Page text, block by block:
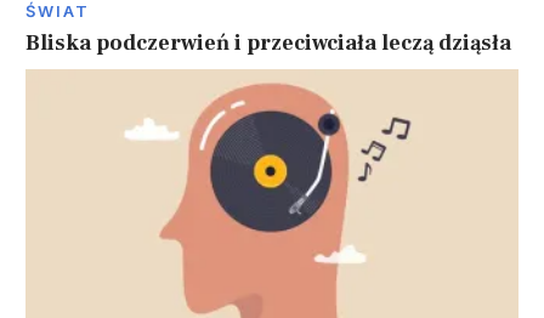
ŚWIAT
Bliska podczerwień i przeciwciała leczą dziąsła